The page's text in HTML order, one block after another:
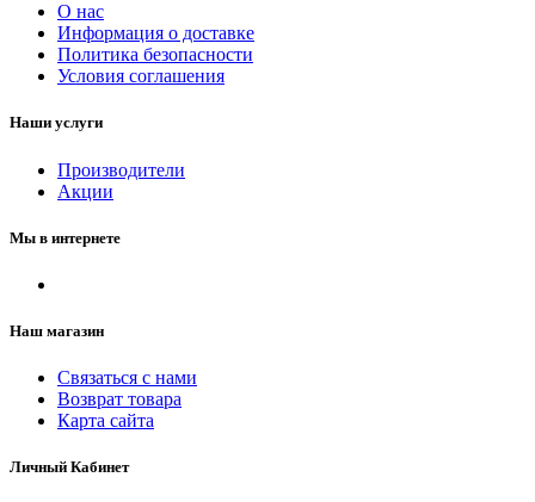
О нас
Информация о доставке
Политика безопасности
Условия соглашения
Наши услуги
Производители
Акции
Мы в интернете
Наш магазин
Связаться с нами
Возврат товара
Карта сайта
Личный Кабинет